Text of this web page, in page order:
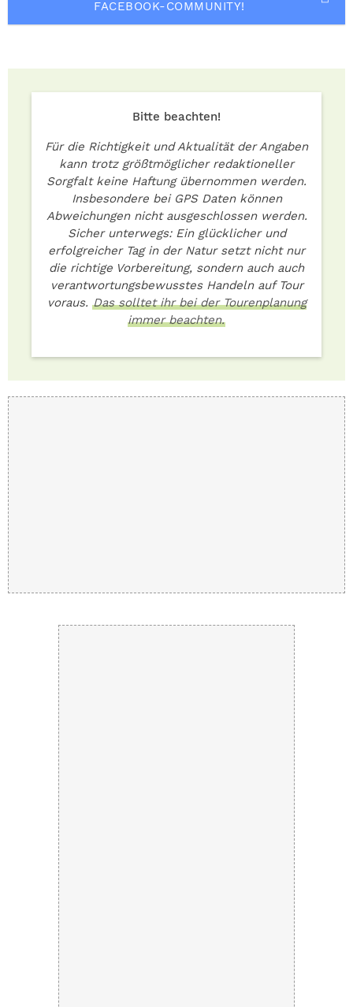
FACEBOOK-COMMUNITY!
Bitte beachten!
Für die Richtigkeit und Aktualität der Angaben
kann trotz größtmöglicher redaktioneller
Sorgfalt keine Haftung übernommen werden.
Insbesondere bei GPS Daten können
Abweichungen nicht ausgeschlossen werden.
Sicher unterwegs: Ein glücklicher und
erfolgreicher Tag in der Natur setzt nicht nur
die richtige Vorbereitung, sondern auch auch
verantwortungsbewusstes Handeln auf Tour
voraus. Das solltet ihr bei der Tourenplanung
immer beachten.